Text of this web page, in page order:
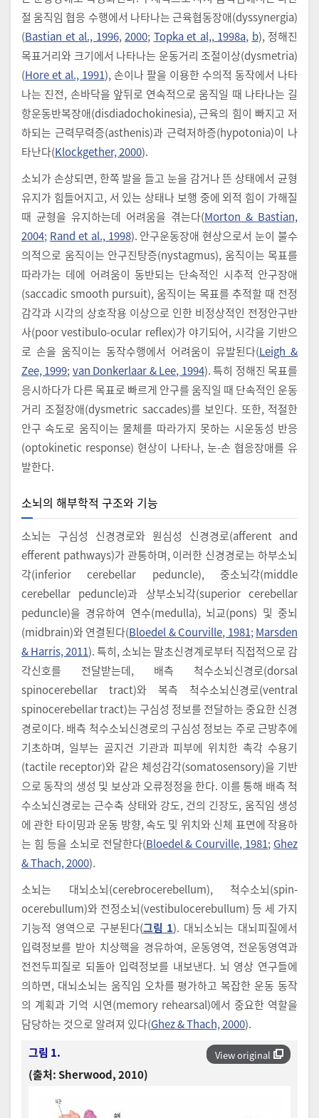
절 움직임 협응 수행에서 나타나는 근육협동장애(dyssynergia)
(Bastian et al., 1996, 2000; Topka et al,, 1998a, b), 정해진
목표거리와 크기에서 나타나는 운동거리 조절이상(dysmetria)
(Hore et al., 1991), 손이나 팔을 이용한 수의적 동작에서 나타
나는 진전, 손바닥을 앞뒤로 연속적으로 움직일 때 나타나는 길
항운동반복장애(disdiadochokinesia), 근육의 힘이 빠지고 저
하되는 근력무력증(asthenis)과 근력저하증(hypotonia)이 나
타난다(Klockgether, 2000).
소뇌가 손상되면, 한쪽 발을 들고 눈을 감거나 뜬 상태에서 균형
유지가 힘들어지고, 서 있는 상태나 보행 중에 외적 힘이 가해질
때 균형을 유지하는데 어려움을 겪는다(Morton & Bastian,
2004; Rand et al., 1998). 안구운동장애 현상으로서 눈이 불수
의적으로 움직이는 안구진탕증(nystagmus), 움직이는 목표를
따라가는 데에 어려움이 동반되는 단속적인 시추적 안구장애
(saccadic smooth pursuit), 움직이는 목표를 추적할 때 전정
감각과 시각의 상호작용 이상으로 인한 비정상적인 전정안구반
사(poor vestibulo-ocular reflex)가 야기되어, 시각을 기반으
로 손을 움직이는 동작수행에서 어려움이 유발된다(Leigh &
Zee, 1999; van Donkerlaar & Lee, 1994). 특히 정해진 목표를
응시하다가 다른 목표로 빠르게 안구를 움직일 때 단속적인 운동
거리 조절장애(dysmetric saccades)를 보인다. 또한, 적절한
안구 속도로 움직이는 물체를 따라가지 못하는 시운동성 반응
(optokinetic response) 현상이 나타나, 눈-손 협응장애를 유
발한다.
소뇌의 해부학적 구조와 기능
소뇌는 구심성 신경경로와 원심성 신경경로(afferent and
efferent pathways)가 관통하며, 이러한 신경경로는 하부소뇌
각(inferior cerebellar peduncle), 중소뇌각(middle
cerebellar peduncle)과 상부소뇌각(superior cerebellar
peduncle)을 경유하여 연수(medulla), 뇌교(pons) 및 중뇌
(midbrain)와 연결된다(Bloedel & Courville, 1981; Marsden
& Harris, 2011). 특히, 소뇌는 말초신경계로부터 직접적으로 감
각신호를 전달받는데, 배측 척수소뇌신경로(dorsal
spinocerebellar tract)와 복측 척수소뇌신경로(ventral
spinocerebellar tract)는 구심성 정보를 전달하는 중요한 신경
경로이다. 배측 척수소뇌신경로의 구심성 정보는 주로 근방추에
기초하며, 일부는 골지건 기관과 피부에 위치한 촉각 수용기
(tactile receptor)와 같은 체성감각(somatosensory)을 기반
으로 동작의 생성 및 보상과 오류정정을 한다. 이를 통해 배측 척
수소뇌신경로는 근수축 상태와 강도, 건의 긴장도, 움직임 생성
에 관한 타이밍과 운동 방향, 속도 및 위치와 신체 표면에 작용하
는 힘 등을 소뇌로 전달한다(Bloedel & Courville, 1981; Ghez
& Thach, 2000).
소뇌는 대뇌소뇌(cerebrocerebellum), 척수소뇌(spin-
ocerebullum)와 전정소뇌(vestibulocerebullum) 등 세 가지
기능적 영역으로 구분된다(그림 1). 대뇌소뇌는 대뇌피질에서
입력정보를 받아 치상핵을 경유하여, 운동영역, 전운동영역과
전전두피질로 되돌아 입력정보를 내보낸다. 뇌 영상 연구들에
의하면, 대뇌소뇌는 움직임 오차를 평가하고 복잡한 운동 동작
의 계획과 기억 시연(memory rehearsal)에서 중요한 역할을
담당하는 것으로 알려져 있다(Ghez & Thach, 2000).
View original
그림 1.
(출처: Sherwood, 2010)